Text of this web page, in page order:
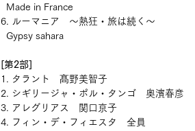
  Made in France
6. ルーマニア　～熱狂・旅は続く～
  Gypsy sahara
[第2部]
1. タラント　髙野美智子
2. シギリージャ・ポル・タンゴ　奥濱春彦
3. アレグリアス　関口京子
4. フィン・デ・フィエスタ　全員